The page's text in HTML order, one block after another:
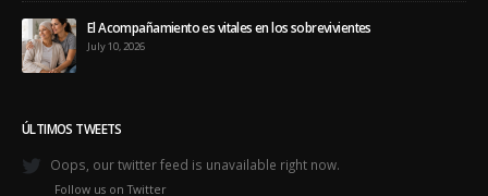
El Acompañamiento es vitales en los sobrevivientes
Oops, our twitter feed is unavailable right now.